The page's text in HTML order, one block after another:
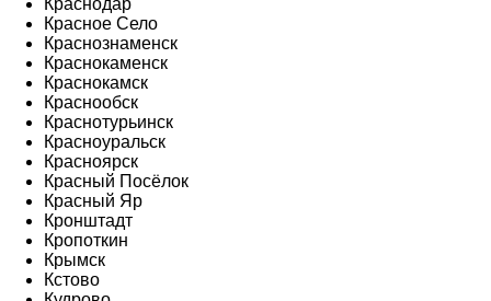
Краснодар
Красное Село
Краснознаменск
Краснокаменск
Краснокамск
Краснообск
Краснотурьинск
Красноуральск
Красноярск
Красный Посёлок
Красный Яр
Кронштадт
Кропоткин
Крымск
Кстово